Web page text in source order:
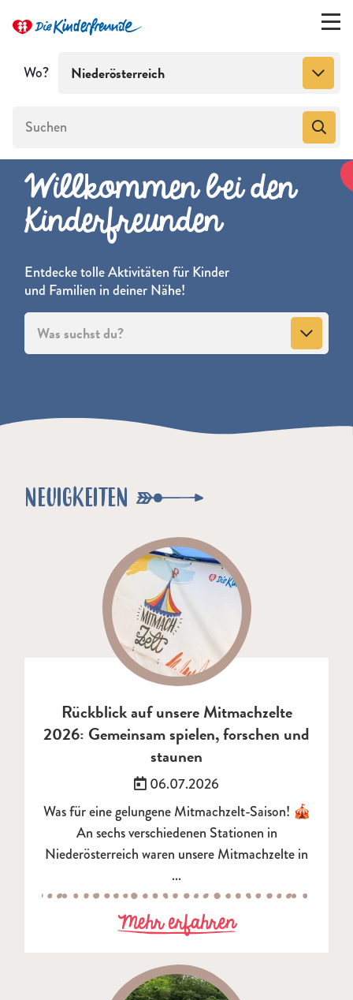
Wo? Niederösterreich
Willkommen bei den
Kinderfreunden
Entdecke tolle Aktivitäten für Kinder
und Familien in deiner Nähe!
Was suchst du?
NEUIGKEITEN
Rückblick auf unsere Mitmachzelte
2026: Gemeinsam spielen, forschen und
staunen
Veröffentlicht am:
06.07.2026
Was für eine gelungene Mitmachzelt-Saison! 🎪
An sechs verschiedenen Stationen in
Niederösterreich waren unsere Mitmachzelte in
...
Mehr erfahrenzu Rückblick